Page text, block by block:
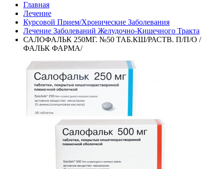
Главная
Лечение
Курсовой Прием/Хронические Заболевания
Лечение Заболеваний Желудочно-Кишечного Тракта
САЛОФАЛЬК 250МГ. №50 ТАБ.КШ/РАСТВ. П/П/О /
ФАЛЬК ФАРМА/